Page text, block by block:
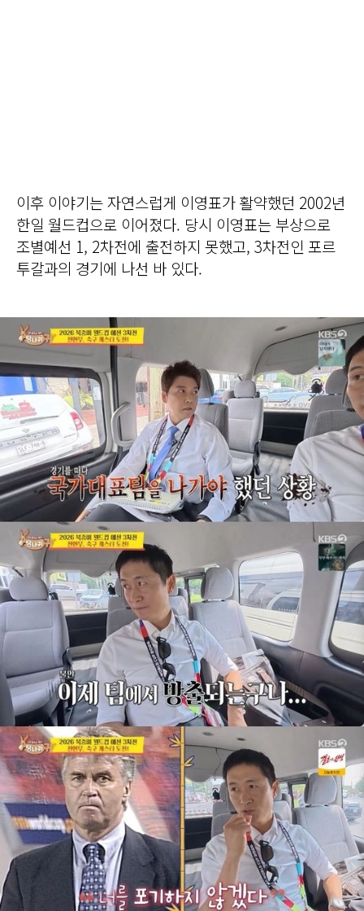
이후 이야기는 자연스럽게 이영표가 활약했던 2002년
한일 월드컵으로 이어졌다. 당시 이영표는 부상으로
조별예선 1, 2차전에 출전하지 못했고, 3차전인 포르
투갈과의 경기에 나선 바 있다.